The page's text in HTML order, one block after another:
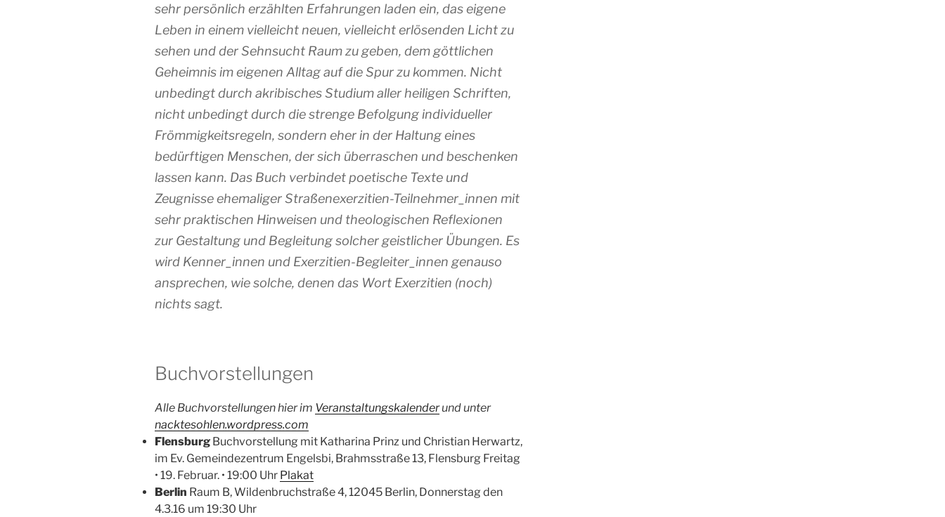
sehr persönlich erzählten Erfahrungen laden ein, das eigene
Leben in einem vielleicht neuen, vielleicht erlösenden Licht zu
sehen und der Sehnsucht Raum zu geben, dem göttlichen
Geheimnis im eigenen Alltag auf die Spur zu kommen. Nicht
unbedingt durch akribisches Studium aller heiligen Schriften,
nicht unbedingt durch die strenge Befolgung individueller
Frömmigkeitsregeln, sondern eher in der Haltung eines
bedürftigen Menschen, der sich überraschen und beschenken
lassen kann. Das Buch verbindet poetische Texte und
Zeugnisse ehemaliger Straßenexerzitien-Teilnehmer_innen mit
sehr praktischen Hinweisen und theologischen Reflexionen
zur Gestaltung und Begleitung solcher geistlicher Übungen. Es
wird Kenner_innen und Exerzitien-Begleiter_innen genauso
ansprechen, wie solche, denen das Wort Exerzitien (noch)
nichts sagt.
Buchvorstellungen
Alle Buchvorstellungen hier im Veranstaltungskalenderundunter
nacktesohlen.wordpress.com
Flensburg Buchvorstellung mit Katharina Prinz und Christian Herwartz,
im Ev. Gemeindezentrum Engelsbi, Brahmsstraße 13, Flensburg Freitag
• 19. Februar. • 19:00 Uhr Plakat
Berlin Raum B,Wildenbruchstraße 4, 12045 Berlin, Donnerstag den
4.3.16 um 19:30 Uhr